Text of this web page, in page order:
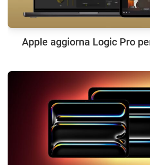
Apple aggiorna Logic Pro